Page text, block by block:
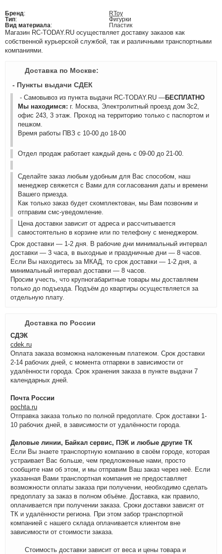
Бренд:
RToy
Тип:
Фигурки
Вид материала: Пластик
Магазин RC-TODAY.RU осуществляет доставку заказов как
собственной курьерской службой, так и различными транспортными
компаниями.
Доставка по Москве:
- Пункты выдачи СДЕК
- Самовывоз из пункта выдачи RC-TODAY.RU —БЕСПЛАТНО
Мы находимся: г. Москва, Электролитный проезд дом 3с2,
офис 243, 3 этаж. Проход на территорию только с паспортом и
пешком.
Время работы ПВЗ с 10-00 до 18-00
Отдел продаж работает каждый день с 09-00 до 21-00.
Сделайте заказ любым удобным для Вас способом, наш
менеджер свяжется с Вами для согласования даты и времени
Вашего приезда.
Как только заказ будет скомплектован, мы Вам позвоним и
отправим смс-уведомление.
Цена доставки зависит от адреса и рассчитывается
самостоятельно в корзине или по телефону с менеджером.
Срок доставки — 1-2 дня. В рабочие дни минимальный интервал
доставки — 3 часа, в выходные и праздничные дни — 8 часов.
Если Вы находитесь за МКАД, то срок доставки — 1-2 дня, а
минимальный интервал доставки — 8 часов.
Просим учесть, что крупногабаритные товары мы доставляем
только до подъезда. Подъём до квартиры осуществляется за
отдельную плату.
Доставка по России
СДЭК
cdek.ru
Оплата заказа возможна наложенным платежом. Срок доставки
2-14 рабочих дней, с момента отпарвки в зависимости от
удалённости города. Срок хранения заказа в пункте выдачи 7
календарных дней.
Почта России
pochta.ru
Отправка заказа только по полной предоплате. Срок доставки 1-
10 рабочих дней, в зависимости от удалённости города.
Деловые линии, Байкал сервис, ПЭК и любые другие ТК
Если Вы знаете транспортную компанию в своём городе, которая
устраивает Вас больше, чем предложенные нами, просто
сообщите нам об этом, и мы отправим Ваш заказ через неё. Если
указанная Вами транспортная компания не предоставляет
возможности оплаты заказа при получении, необходимо сделать
предоплату за заказ в полном объёме. Доставка, как правило,
оплачивается при получении заказа. Сроки доставки зависят от
ТК и удалённости региона. При этом забор транспортной
компанией с нашего склада оплачивается клиентом вне
зависимости от стоимости заказа.
Стоимость доставки зависит от веса и цены товара и